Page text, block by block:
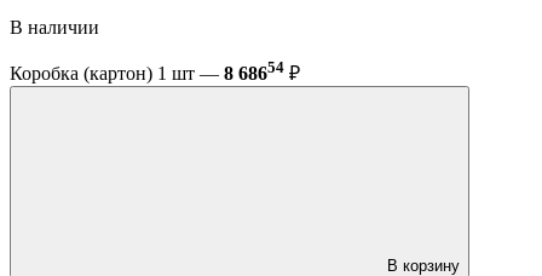
В наличии
Коробка (картон) 1 шт — 8 68654 ₽
В корзину